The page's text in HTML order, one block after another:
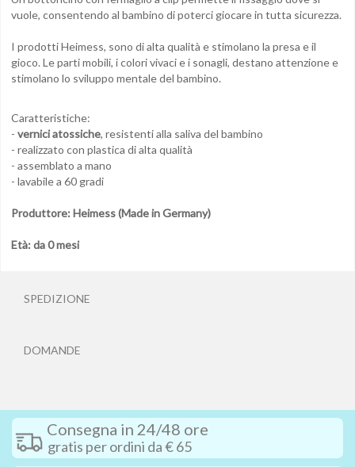
vuole, consentendo al bambino di poterci giocare in tutta sicurezza.
I prodotti Heimess, sono di alta qualità e stimolano la presa e il
gioco. Le parti mobili, i colori vivaci e i sonagli, destano attenzione e
stimolano lo sviluppo mentale del bambino.
Caratteristiche:
-vernici atossiche, resistenti alla saliva del bambino
- realizzato con plastica di alta qualità
- assemblato a mano
- lavabile a 60 gradi
Produttore: Heimess (Made in Germany)
Età: da 0 mesi
SPEDIZIONE
DOMANDE
Consegna in 24/48 ore
gratis per ordini da € 65